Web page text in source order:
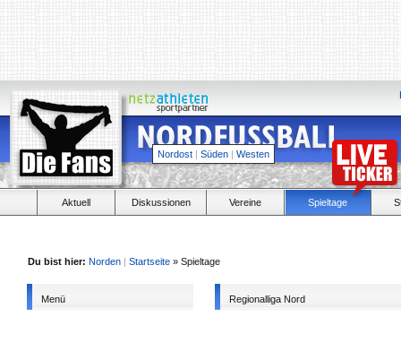
Nordost | Süden | Westen
Aktuell Diskussionen Vereine Spieltage
Du bist hier: Norden | Startseite » Spieltage
Menü Regionalliga Nord